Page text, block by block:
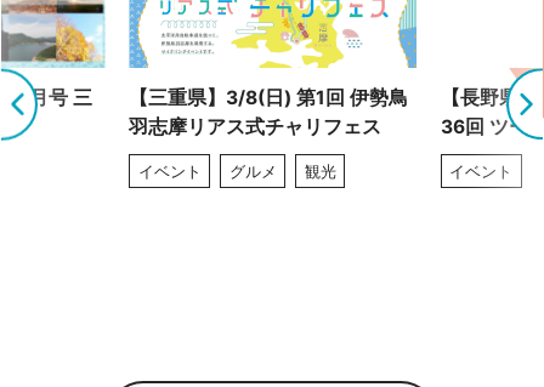
9月号 三
【三重県】3/8(日) 第1回 伊勢鳥
羽志摩リアス式チャリフェス
イベント グルメ 観光
【長野県
36回 ツー
イベント